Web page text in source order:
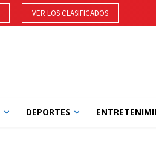
VER LOS CLASIFICADOS
DEPORTES